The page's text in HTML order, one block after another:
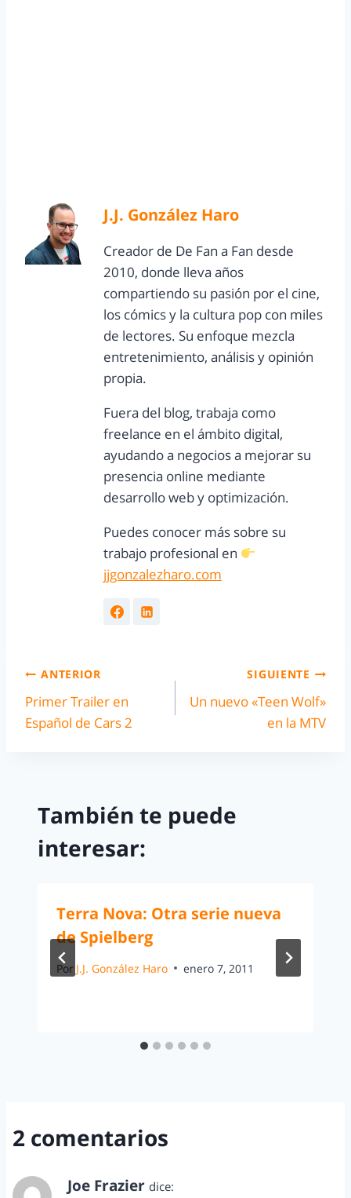
J.J. González Haro
Creador de De Fan a Fan desde
2010, donde lleva años
compartiendo su pasión por el cine,
los cómics y la cultura pop con miles
de lectores. Su enfoque mezcla
entretenimiento, análisis y opinión
propia.
Fuera del blog, trabaja como
freelance en el ámbito digital,
ayudando a negocios a mejorar su
presencia online mediante
desarrollo web y optimización.
Puedes conocer más sobre su
trabajo profesional en
jjgonzalezharo.com
ANTERIOR
Primer Trailer en
Español de Cars 2
SIGUIENTE
Un nuevo «Teen Wolf»
en la MTV
También te puede
interesar:
Terra Nova: Otra serie nueva
de Spielberg
Por J.J. González Haro enero 7, 2011
2 comentarios
Joe Frazier dice: